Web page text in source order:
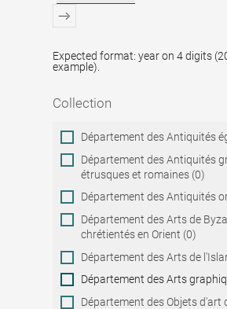
Expected format: year on 4 digits
example).
Collection
Collection
Département des Antiquités
Département des Antiquités
étrusques et romaines (0)
Département des Antiquités
Département des Arts de
chrétientés en Orient (0)
Département des Arts de
Département des Arts
Département des Objets d'art